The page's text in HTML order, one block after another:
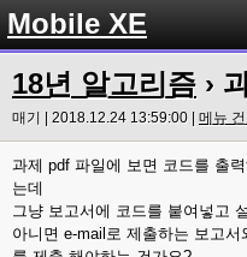
Mobile XE
18년 알고리즘 ›
매기 | 2018.12.24 13:59:00 | 메뉴 건
과제 pdf 파일에 보면 코드를 출
는데
그냥 보고서에 코드를 붙여넣고
아니면 e-mail로 제출하는 보고